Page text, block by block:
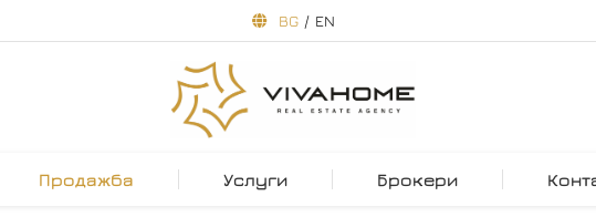
BG / EN
Продажба Услуги Брокери